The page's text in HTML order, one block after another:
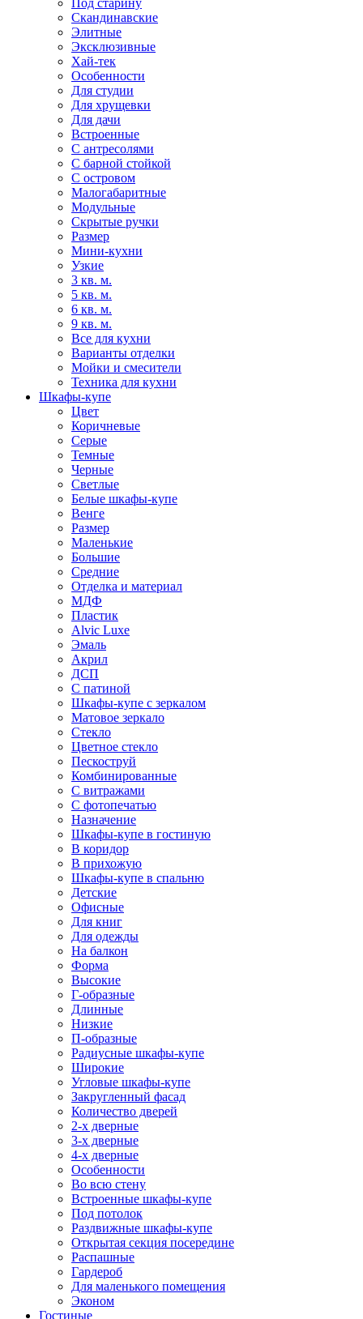
Под старину
Скандинавские
Элитные
Эксклюзивные
Хай-тек
Особенности
Для студии
Для хрущевки
Для дачи
Встроенные
С антресолями
С барной стойкой
С островом
Малогабаритные
Модульные
Скрытые ручки
Размер
Мини-кухни
Узкие
3 кв. м.
5 кв. м.
6 кв. м.
9 кв. м.
Все для кухни
Варианты отделки
Мойки и смесители
Техника для кухни
Шкафы-купе
Цвет
Коричневые
Серые
Темные
Черные
Светлые
Белые шкафы-купе
Венге
Размер
Маленькие
Большие
Средние
Отделка и материал
МДФ
Пластик
Alvic Luxe
Эмаль
Акрил
ДСП
С патиной
Шкафы-купе с зеркалом
Матовое зеркало
Стекло
Цветное стекло
Пескоструй
Комбинированные
С витражами
С фотопечатью
Назначение
Шкафы-купе в гостиную
В коридор
В прихожую
Шкафы-купе в спальню
Детские
Офисные
Для книг
Для одежды
На балкон
Форма
Высокие
Г-образные
Длинные
Низкие
П-образные
Радиусные шкафы-купе
Широкие
Угловые шкафы-купе
Закругленный фасад
Количество дверей
2-х дверные
3-х дверные
4-х дверные
Особенности
Во всю стену
Встроенные шкафы-купе
Под потолок
Раздвижные шкафы-купе
Открытая секция посередине
Распашные
Гардероб
Для маленького помещения
Эконом
Гостиные